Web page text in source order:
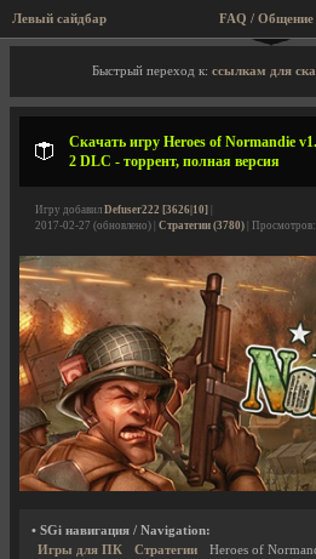
Левый сайдбар FAQ / Общение
Описание игры, торрент,
Быстрый переход к: ссылкам для
Скачать игру Heroes of Normandie
2 DLC - торрент, полная версия
Игру добавил Defuser222 [3626|10]
2017-02-27 (обновлено) | Стратегии (3780) |
• SGi навигация / Navigation:
Игры для ПК
Стратегии
Heroes of